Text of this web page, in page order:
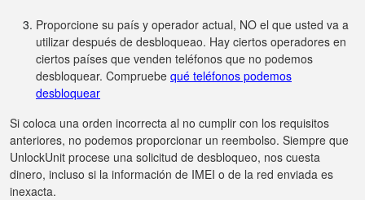
Proporcione su país y operador actual, NO el que usted va a
utilizar después de desbloqueao. Hay ciertos operadores en
ciertos países que venden teléfonos que no podemos
desbloquear. Compruebe qué teléfonos podemos
desbloquear
Si coloca una orden incorrecta al no cumplir con los requisitos
anteriores, no podemos proporcionar un reembolso. Siempre que
UnlockUnit procese una solicitud de desbloqueo, nos cuesta
dinero, incluso si la información de IMEI o de la red enviada es
inexacta.